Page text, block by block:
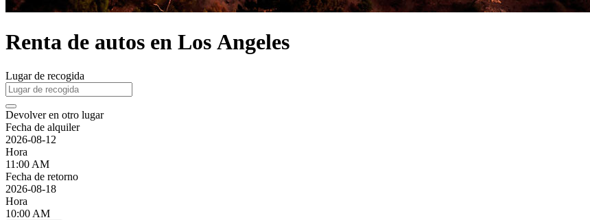
Renta de autos en Los Angeles
Lugar de recogida
Devolver en otro lugar
Fecha de alquiler
2026-08-12
Hora
11:00 AM
Fecha de retorno
2026-08-18
Hora
10:00 AM